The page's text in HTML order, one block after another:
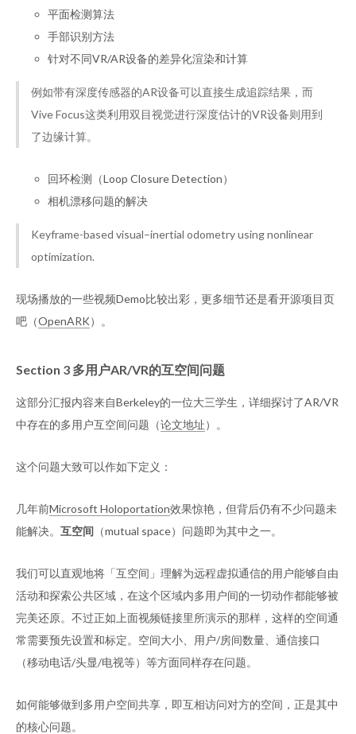
平面检测算法
手部识别方法
针对不同VR/AR设备的差异化渲染和计算
例如带有深度传感器的AR设备可以直接生成追踪结果，而
Vive Focus这类利用双目视觉进行深度估计的VR设备则用到
了边缘计算。
回环检测（Loop Closure Detection）
相机漂移问题的解决
Keyframe-based visual–inertial odometry using nonlinear
optimization.
现场播放的一些视频Demo比较出彩，更多细节还是看开源项目页
吧（OpenARK）。
Section 3 多用户AR/VR的互空间问题
这部分汇报内容来自Berkeley的一位大三学生，详细探讨了AR/VR
中存在的多用户互空间问题（论文地址）。
这个问题大致可以作如下定义：
几年前Microsoft Holoportation效果惊艳，但背后仍有不少问题未
能解决。 互空间 （mutual space）问题即为其中之一。
我们可以直观地将「互空间」理解为远程虚拟通信的用户能够自由
活动和探索公共区域，在这个区域内多用户间的一切动作都能够被
完美还原。不过正如上面视频链接里所演示的那样，这样的空间通
常需要预先设置和标定。空间大小、用户/房间数量、通信接口
（移动电话/头显/电视等）等方面同样存在问题。
如何能够做到多用户空间共享，即互相访问对方的空间，正是其中
的核心问题。